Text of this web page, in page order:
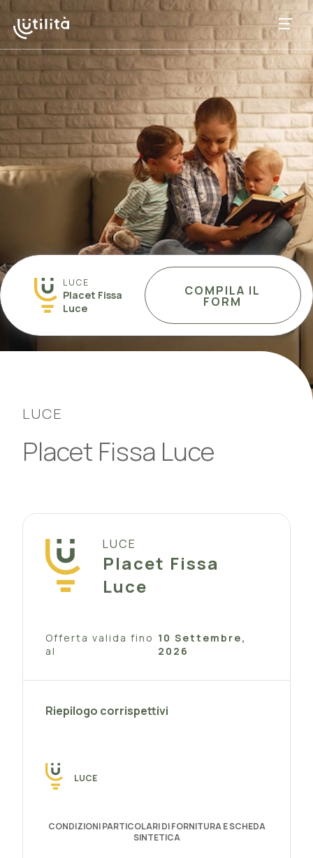
LUCE
Placet Fissa
Luce
COMPILA IL
FORM
LUCE
Placet Fissa Luce
LUCE
Placet Fissa
Luce
Offerta valida fino
al
10 Settembre,
2026
Riepilogo corrispettivi
LUCE
CONDIZIONI PARTICOLARI DI FORNITURA E SCHEDA
SINTETICA